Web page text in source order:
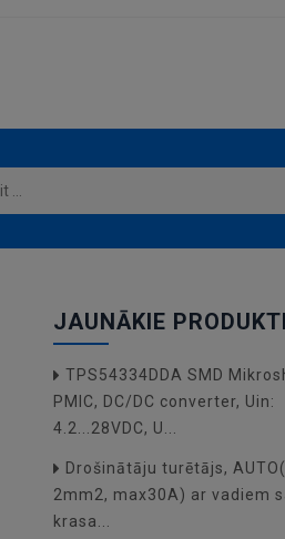
JAUNĀKIE
TPS54334DDA SMD
PMIC, DC/DC converter, Uin:
4.2...28VDC, U...
Drošinātāju turētājs,
2mm2, max30A) ar vadiem
krasa...